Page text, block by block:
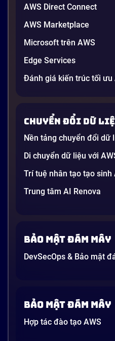
Generative AI là gì?
và ứng dụng cho
Nam 2026
Gần đây, bạn có thể nghe
AI” được nhắc khắp nơi:
dường như chỉ được viết
người […]
21 phút
AWS Direct Connect
AWS Marketplace
Microsoft trên AWS
Edge Services
Đánh giá kiến trúc tối ưu
Chuyển đổi dữ
Nền tảng chuyển đổi dữ
Di chuyển dữ liệu với
Trí tuệ nhân tạo tạo sinh
Trung tâm AI Renova
Bảo mật đám mây
DevSecOps & Bảo mật
Bảo mật đám mây
Hợp tác đào tạo AWS